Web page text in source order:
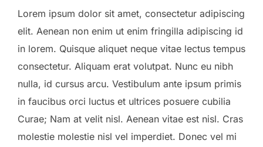
Lorem ipsum dolor sit amet, consectetur adipiscing
elit. Aenean non enim ut enim fringilla adipiscing id
in lorem. Quisque aliquet neque vitae lectus tempus
consectetur. Aliquam erat volutpat. Nunc eu nibh
nulla, id cursus arcu. Vestibulum ante ipsum primis
in faucibus orci luctus et ultrices posuere cubilia
Curae; Nam at velit nisl. Aenean vitae est nisl. Cras
molestie molestie nisl vel imperdiet. Donec vel mi